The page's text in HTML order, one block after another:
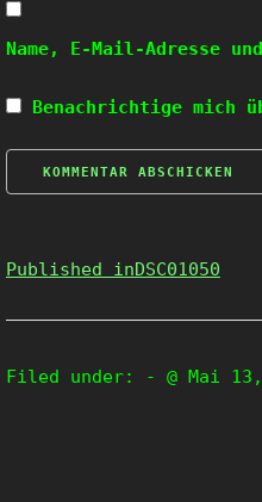
Name, E-Mail-Adresse
Benachrichtige mich
Published inDSC01050
Filed under: - @ Mai